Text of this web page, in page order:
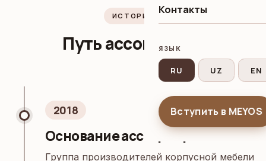
Контакты
ЯЗЫК
RU UZ EN
Вступить в MEYOS
ИСТОРИЯ
Путь ассоциации
2018
Основание ассоциации
Группа производителей корпусной мебели